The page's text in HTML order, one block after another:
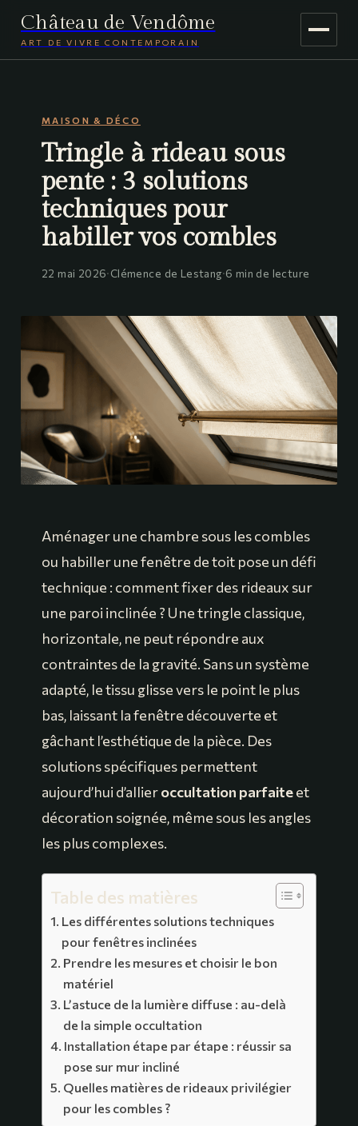
Château de Vendôme
ART DE VIVRE CONTEMPORAIN
JARDINAGE
VOYAGE
MAISON & DÉCO
Tringle à rideau sous
pente : 3 solutions
techniques pour
habiller vos combles
22 mai 2026·Clémence de Lestang·6 min de lecture
Aménager une chambre sous les combles
ou habiller une fenêtre de toit pose un défi
technique : comment fixer des rideaux sur
une paroi inclinée ? Une tringle classique,
horizontale, ne peut répondre aux
contraintes de la gravité. Sans un système
adapté, le tissu glisse vers le point le plus
bas, laissant la fenêtre découverte et
gâchant l’esthétique de la pièce. Des
solutions spécifiques permettent
aujourd’hui d’allieroccultation parfaiteet
décoration soignée, même sous les angles
les plus complexes.
Table des matières
Les différentes solutions techniques
pour fenêtres inclinées
Prendre les mesures et choisir le bon
matériel
L’astuce de la lumière diffuse : au-delà
de la simple occultation
Installation étape par étape : réussir sa
pose sur mur incliné
Quelles matières de rideaux privilégier
pour les combles ?